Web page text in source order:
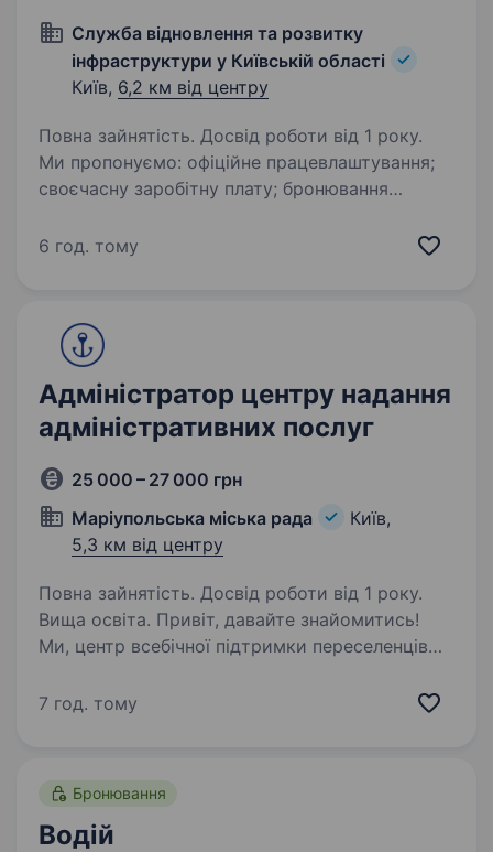
Служба відновлення та розвитку
інфраструктури у Київській області
Київ, 6,2 км від центру
Повна зайнятість. Досвід роботи від 1 року.
Ми пропонуємо: офіційне працевлаштування;
своєчасну заробітну плату; бронювання
стабільну роботу в надійній державній
6 год. тому
Адміністратор центру надання
адміністративних послуг
25 000 – 27 000 грн
Маріупольська міська рада
Київ,
5,3 км від центру
Повна зайнятість. Досвід роботи від 1 року.
Вища освіта. Привіт, давайте знайомитись!
Ми, центр всебічної підтримки переселенців
допомога на початку нового життя! Сьогодні
7 год. тому
Бронювання
Водій